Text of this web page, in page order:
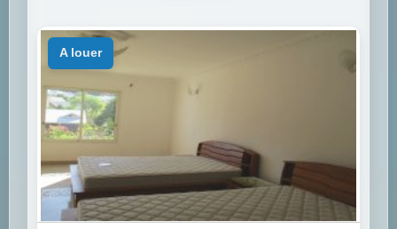
a louer